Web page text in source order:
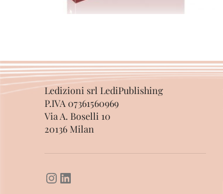
Ledizioni srl LediPublishing
P.IVA 07361560969
Via A. Boselli 10
20136 Milan